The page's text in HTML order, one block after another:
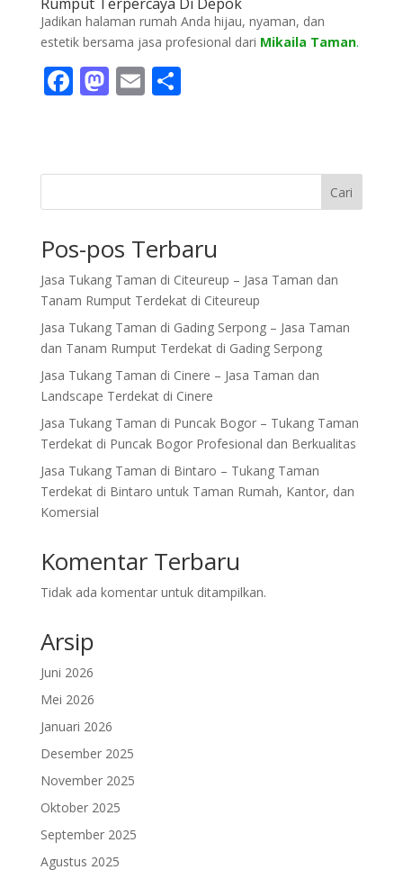
Rumput Terpercaya Di Depok
Jadikan halaman rumah Anda hijau, nyaman, dan
estetik bersama jasa profesional dari Mikaila Taman.
F
b
k
M
d
E
l
S
e
Cari
Pos-pos Terbaru
Jasa Tukang Taman di Citeureup – Jasa Taman dan
Tanam Rumput Terdekat di Citeureup
Jasa Tukang Taman di Gading Serpong – Jasa Taman
dan Tanam Rumput Terdekat di Gading Serpong
Jasa Tukang Taman di Cinere – Jasa Taman dan
Landscape Terdekat di Cinere
Jasa Tukang Taman di Puncak Bogor – Tukang Taman
Terdekat di Puncak Bogor Profesional dan Berkualitas
Jasa Tukang Taman di Bintaro – Tukang Taman
Terdekat di Bintaro untuk Taman Rumah, Kantor, dan
Komersial
Komentar Terbaru
Tidak ada komentar untuk ditampilkan.
Arsip
Juni 2026
Mei 2026
Januari 2026
Desember 2025
November 2025
Oktober 2025
September 2025
Agustus 2025